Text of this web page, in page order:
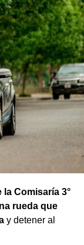
Comisaría 3°
rueda que
y detener al